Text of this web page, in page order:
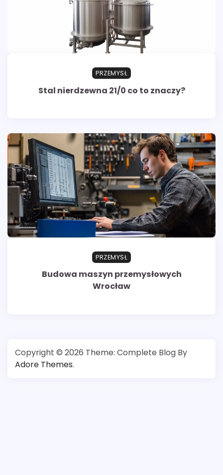
PRZEMYSŁ
Stal nierdzewna 21/0 co to znaczy?
PRZEMYSŁ
Budowa maszyn przemysłowych
Wrocław
Copyright © 2026 Theme: Complete Blog By
Adore Themes.